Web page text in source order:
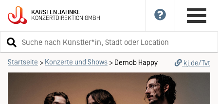
KARSTENJAHNKE
KONZERTDIREKTIONGMBH
Suchbegriff
eingeben
Startseite > Konzerte und Shows > Demob Happy kj.de/Tvt